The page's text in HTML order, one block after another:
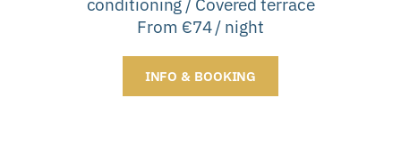
conditioning / Covered terrace
From €74 / night
INFO & BOOKING